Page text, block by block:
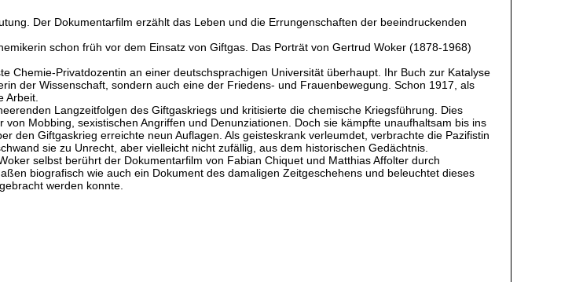
Der Dokumentarfilm erzählt das Leben und die Errungenschaften der beeindruckenden
schon früh vor dem Einsatz von Giftgas. Das Porträt von Gertrud Woker (1878-1968)
Chemie-Privatdozentin an einer deutschsprachigen Universität überhaupt. Ihr Buch zur Katalyse
der Wissenschaft, sondern auch eine der Friedens- und Frauenbewegung. Schon 1917, als
Arbeit.
Langzeitfolgen des Giftgaskriegs und kritisierte die chemische Kriegsführung. Dies
Mobbing, sexistischen Angriffen und Denunziationen. Doch sie kämpfte unaufhaltsam bis ins
den Giftgaskrieg erreichte neun Auflagen. Als geisteskrank verleumdet, verbrachte die Pazifistin
sie zu Unrecht, aber vielleicht nicht zufällig, aus dem historischen Gedächtnis.
selbst berührt der Dokumentarfilm von Fabian Chiquet und Matthias Affolter durch
biografisch wie auch ein Dokument des damaligen Zeitgeschehens und beleuchtet dieses
werden konnte.